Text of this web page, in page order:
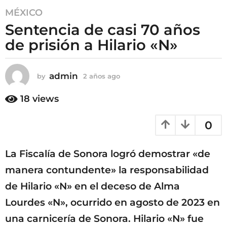
2
a
ñ
o
a
g
o
s
a
g
o
MÉXICO
Sentencia de casi 70 años
de prisión a Hilario «N»
by admin 2 años ago
18 views
0
La Fiscalía de Sonora logró demostrar «de
manera contundente» la responsabilidad
de Hilario «N» en el deceso de Alma
Lourdes «N», ocurrido en agosto de 2023 en
una carnicería de Sonora. Hilario «N» fue